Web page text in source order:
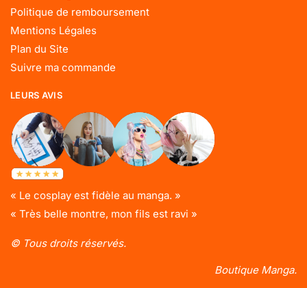
Politique de remboursement
Mentions Légales
Plan du Site
Suivre ma commande
LEURS AVIS
« Le cosplay est fidèle au manga. »
« Très belle montre, mon fils est ravi »
© Tous droits réservés.
Boutique Manga.